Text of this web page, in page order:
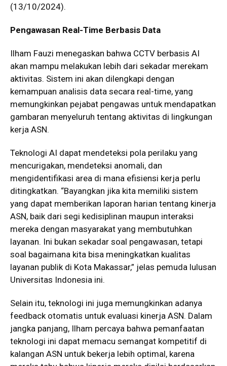
(13/10/2024).
Pengawasan Real-Time Berbasis Data
Ilham Fauzi menegaskan bahwa CCTV berbasis AI
akan mampu melakukan lebih dari sekadar merekam
aktivitas. Sistem ini akan dilengkapi dengan
kemampuan analisis data secara real-time, yang
memungkinkan pejabat pengawas untuk mendapatkan
gambaran menyeluruh tentang aktivitas di lingkungan
kerja ASN.
Teknologi AI dapat mendeteksi pola perilaku yang
mencurigakan, mendeteksi anomali, dan
mengidentifikasi area di mana efisiensi kerja perlu
ditingkatkan. “Bayangkan jika kita memiliki sistem
yang dapat memberikan laporan harian tentang kinerja
ASN, baik dari segi kedisiplinan maupun interaksi
mereka dengan masyarakat yang membutuhkan
layanan. Ini bukan sekadar soal pengawasan, tetapi
soal bagaimana kita bisa meningkatkan kualitas
layanan publik di Kota Makassar,” jelas pemuda lulusan
Universitas Indonesia ini.
Selain itu, teknologi ini juga memungkinkan adanya
feedback otomatis untuk evaluasi kinerja ASN. Dalam
jangka panjang, Ilham percaya bahwa pemanfaatan
teknologi ini dapat memacu semangat kompetitif di
kalangan ASN untuk bekerja lebih optimal, karena